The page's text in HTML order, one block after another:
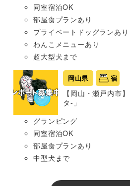
同室宿泊OK
部屋食プランあり
プライベートドッグランあり
わんこメニューあり
超大型犬まで
岡山県 宿
【岡山・瀬戸内市
タ-」
グランピング
同室宿泊OK
部屋食プランあり
中型犬まで